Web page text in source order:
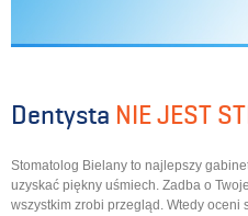
Dentysta NIE JEST
Stomatolog Bielany to najlepszy
uzyskać piękny uśmiech. Zadba o
wszystkim zrobi przegląd. Wtedy oceni